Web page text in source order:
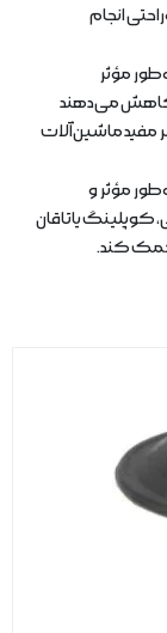
انجام
مؤثر
کاهش می‌دهند
مفید ماشین‌آلات
مؤثر و
کوپلینگ یاتاقان
کمک کند.